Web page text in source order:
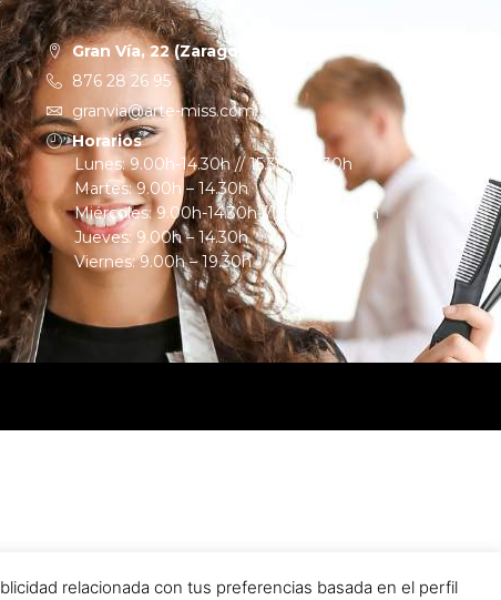
Gran Vía, 22 (Zaragoza)
876 28 26 95
granvia@arte-miss.com
Horarios
Lunes: 9.00h-14.30h // 15.30h-19.30h
Martes: 9.00h – 14.30h
Miércoles: 9.00h-14.30h // 15.30h-19.30h
Jueves: 9.00h – 14.30h
Viernes: 9.00h – 19.30h
relacionada con tus preferencias basada en el perfil